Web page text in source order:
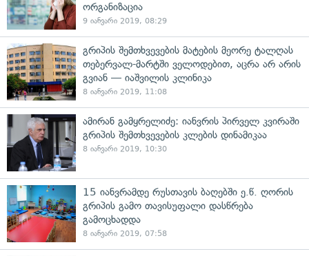
ორგანიზაცია
9 იანვარი 2019, 08:29
გრიპის შემთხვევების მატების მეორე ტალღას
თებერვალ-მარტში ველოდებით, აცრა არ არის
გვიან — იაშვილის კლინიკა
8 იანვარი 2019, 11:08
ამირან გამყრელიძე: იანვრის პირველ კვირაში
გრიპის შემთხვევების კლების დინამიკაა
8 იანვარი 2019, 10:30
15 იანვრამდე რუსთავის ბაღებში ე.წ. ღორის
გრიპის გამო თავისუფალი დასწრება
გამოცხადდა
8 იანვარი 2019, 07:58